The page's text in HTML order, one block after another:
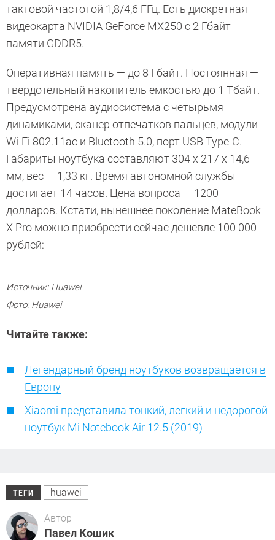
тактовой частотой 1,8/4,6 ГГц. Есть дискретная
видеокарта NVIDIA GeForce MX250 с 2 Гбайт
памяти GDDR5.
Оперативная память — до 8 Гбайт. Постоянная —
твердотельный накопитель емкостью до 1 Тбайт.
Предусмотрена аудиосистема с четырьмя
динамиками, сканер отпечатков пальцев, модули
Wi-Fi 802.11ас и Bluetooth 5.0, порт USB Type-C.
Габариты ноутбука составляют 304 х 217 х 14,6
мм, вес — 1,33 кг. Время автономной службы
достигает 14 часов. Цена вопроса — 1200
долларов. Кстати, нынешнее поколение MateBook
X Pro можно приобрести сейчас дешевле 100 000
рублей:
Источник: Huawei
Фото: Huawei
Читайте также:
Легендарный бренд ноутбуков возвращается в
Европу
Xiaomi представила тонкий, легкий и недорогой
ноутбук Mi Notebook Air 12.5 (2019)
ТЕГИ huawei
Автор
Павел Кошик